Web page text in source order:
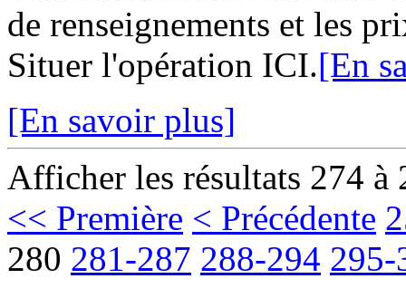
de renseignements et les
Situer l'opération ICI.[En
[En savoir plus]
Afficher les résultats 274 à
<< Première < Précédente
280 281-287 288-294 295-